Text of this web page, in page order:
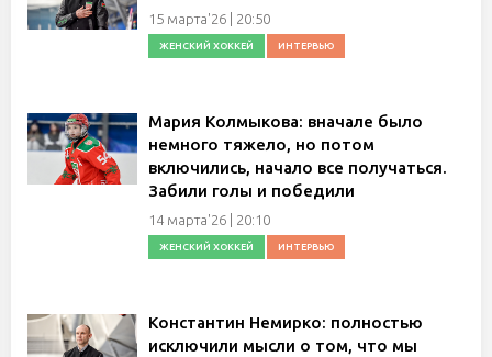
15 марта'26 | 20:50
ЖЕНСКИЙ ХОККЕЙ ИНТЕРВЬЮ
Мария Колмыкова: вначале было
немного тяжело, но потом
включились, начало все получаться.
Забили голы и победили
14 марта'26 | 20:10
ЖЕНСКИЙ ХОККЕЙ ИНТЕРВЬЮ
Константин Немирко: полностью
исключили мысли о том, что мы